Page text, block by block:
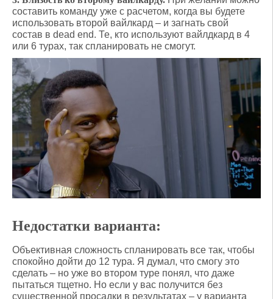
составить команду уже с расчетом, когда вы будете
использовать второй вайлкард – и загнать свой
состав в dead end. Те, кто используют вайлдкард в 4
или 6 турах, так спланировать не смогут.
Недостатки варианта:
Объективная сложность спланировать все так, чтобы
спокойно дойти до 12 тура. Я думал, что смогу это
сделать – но уже во втором туре понял, что даже
пытаться тщетно. Но если у вас получится без
существенной просадки в результатах – у варианта